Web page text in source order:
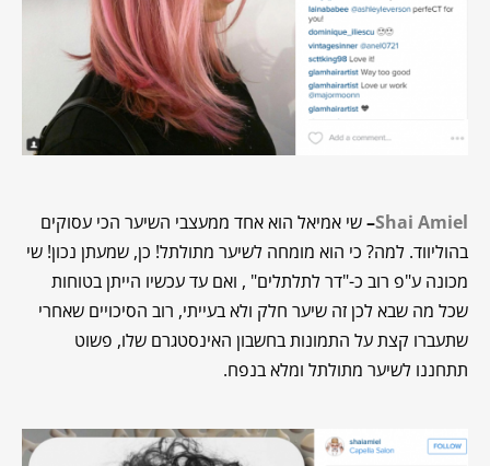
Shai Amiel
–שי אמיאל הוא אחד ממעצבי השיער הכי עסוקים
בהוליווד. למה? כי הוא מומחה לשיער מתולתל! כן, שמעתן נכון! שי
מכונה ע"פ רוב כ-"דר לתלתלים" , ואם עד עכשיו הייתן בטוחות
שכל מה שבא לכן זה שיער חלק ולא בעייתי, רוב הסיכויים שאחרי
שתעברו קצת על התמונות בחשבון האינסטגרם שלו, פשוט
תתחננו לשיער מתולתל ומלא בנפח.